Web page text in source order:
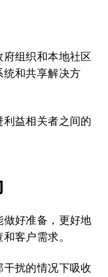
组织和本地社区
和共享解决方
益相关者之间的
好准备，更好地
客户需求。
扰的情况下吸收